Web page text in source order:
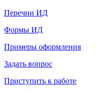
Перечни ИД
Формы ИД
Примеры оформления
Задать вопрос
Приступить к работе